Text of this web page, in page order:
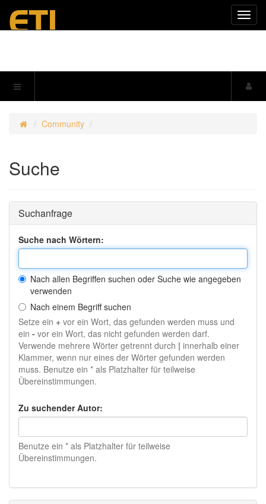
Community
Suche
Suchanfrage
Suche nach Wörtern:
Nach allen Begriffen suchen oder Suche wie angegeben
verwenden
Nach einem Begriff suchen
Setze ein + vor ein Wort, das gefunden werden muss und
ein - vor ein Wort, das nicht gefunden werden darf.
Verwende mehrere Wörter getrennt durch | innerhalb einer
Klammer, wenn nur eines der Wörter gefunden werden
muss. Benutze ein * als Platzhalter für teilweise
Übereinstimmungen.
Zu suchender Autor:
Benutze ein * als Platzhalter für teilweise
Übereinstimmungen.